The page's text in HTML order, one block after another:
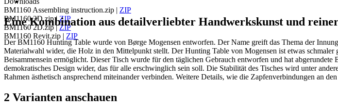
BM1160 Assembling instruction.zip | ZIP
BM1160 3D.zip|ZIP
BM1160 2D.zip|ZIP
BM1160 Revit.zip | ZIP
Eine Kombination aus detailverliebter Handwerkskunst und
Der BM1160 Hunting Table wurde von Børge Mogensen entworfen. Der Name greift das Thema der
Materialwahl wider, die Holz in den Mittelpunkt stellt. Der Hunting Table von Mogensen ist etwas
Beisammensein ermöglicht. Dieser Tisch wurde für den täglichen Gebrauch entworfen und hat
demokratisches Design wider, das für alle erschwinglich sein soll. Die Stabilität des Tisches wird unter
Rahmen ästhetisch ansprechend miteinander verbinden. Weitere Details, wie die Zapfenverbindungen an
2 Varianten anschauen